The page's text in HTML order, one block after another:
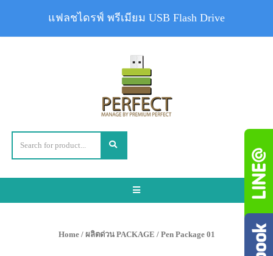
Toggle
Home/ ผลิตด่วน PACKAGE / Pen Package 01
แฟลชไดรฟ์ พรีเมียม USB Flash Drive